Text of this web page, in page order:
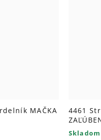
MAČKA
4461
Skladom